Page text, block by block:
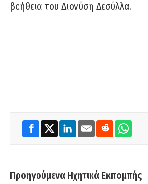
βοήθεια του Διονύση Δεσύλλα.
Προηγούμενα Ηχητικά Εκπομπής